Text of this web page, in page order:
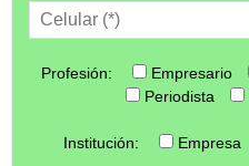
Profesión: Empresario
Periodista
Institución: Empresa